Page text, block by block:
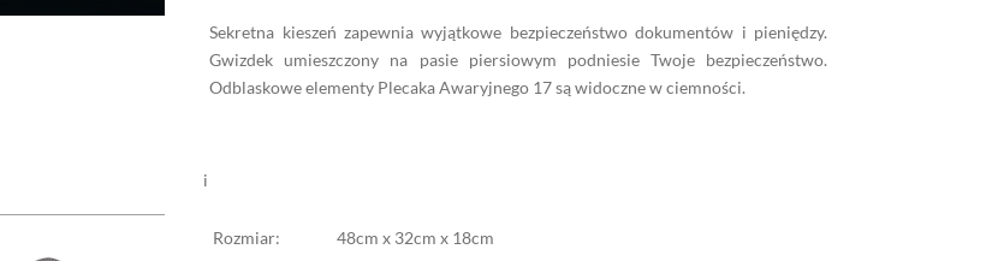
Sekretna kieszeń zapewnia wyjątkowe bezpieczeństwo dokumentów i pieniędzy.
Gwizdek umieszczony na pasie piersiowym podniesie Twoje bezpieczeństwo.
Odblaskowe elementy Plecaka Awaryjnego 17 są widoczne w ciemności.
i
Rozmiar: 48cm x 32cm x 18cm